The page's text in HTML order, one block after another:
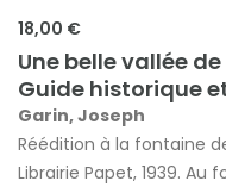
18,00 €
Une belle vallée
Guide historique
Garin, Joseph
Réédition à la fontaine
Librairie Papet, 1939.